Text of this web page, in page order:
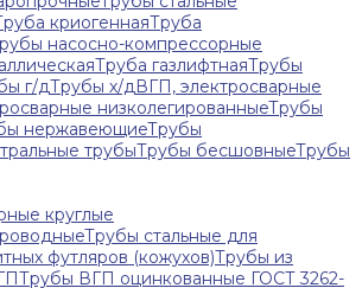
криогеннаяТруба
насосно-компрессорные
Труба газлифтнаяТрубы
г/дТрубы х/дВГП, электросварные
низколегированныеТрубы
нержавеющиеТрубы
трубыТрубы бесшовныеТрубы
круглые
Трубы стальные для
футляров (кожухов)Трубы из
Трубы ВГП оцинкованные ГОСТ 3262-